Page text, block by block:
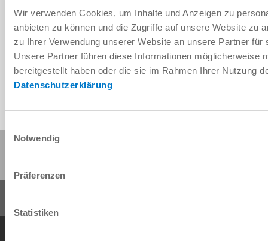
Wir verwenden Cookies, um Inhalte und Anzeigen zu
anbieten zu können und die Zugriffe auf unsere Website zu
zu Ihrer Verwendung unserer Website an unsere Partner
Unsere Partner führen diese Informationen möglicherweise
bereitgestellt haben oder die sie im Rahmen Ihrer Nutzung
Datenschutzerklärung
Notwendig
Präferenzen
Statistiken
Télécharger les données de CAO
Télécharger